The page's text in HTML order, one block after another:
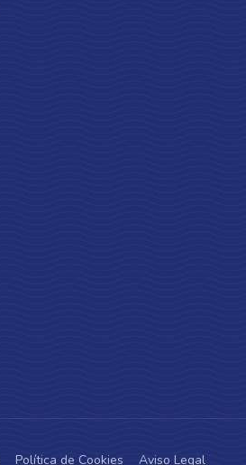
Política de Cookies Aviso Legal